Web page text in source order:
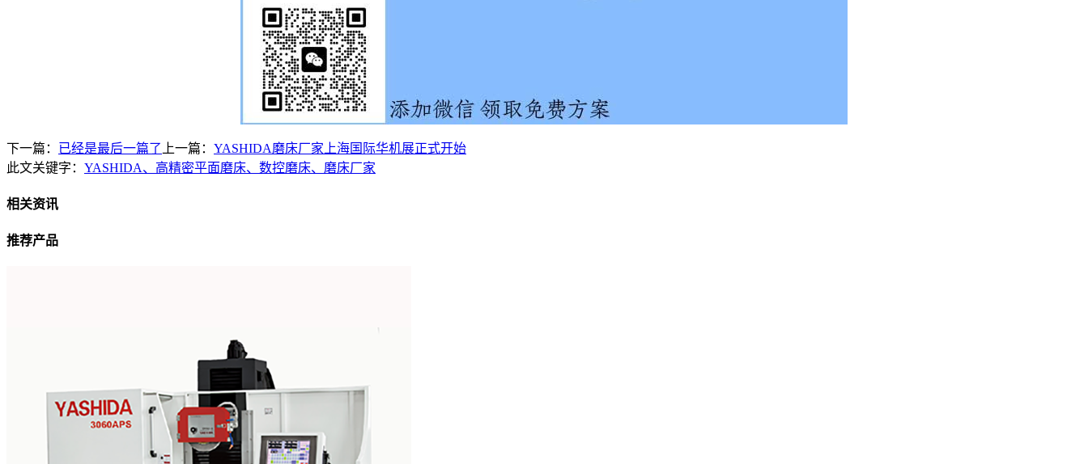
下一篇： 已经是最后一篇了 上一篇： YASHIDA磨床厂家上海国际华机展正式开始
此文关键字： YASHIDA、高精密平面磨床、数控磨床、磨床厂家
相关资讯
推荐产品